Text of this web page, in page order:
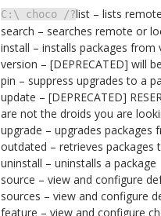
C:\ choco /?list – lists
search – searches remote or
install – installs packages from
version – [DEPRECATED] will
pin – suppress upgrades to a
update – [DEPRECATED]
are not the droids you are
upgrade – upgrades packages
outdated – retrieves packages
uninstall – uninstalls a package
source – view and configure
sources – view and configure
feature – view and configure